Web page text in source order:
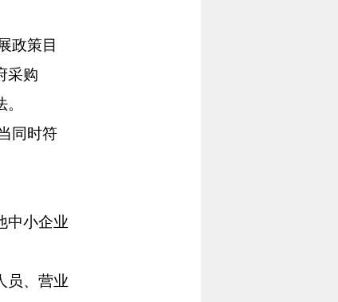
政策目
采购
同时符
中小企业
员、营业